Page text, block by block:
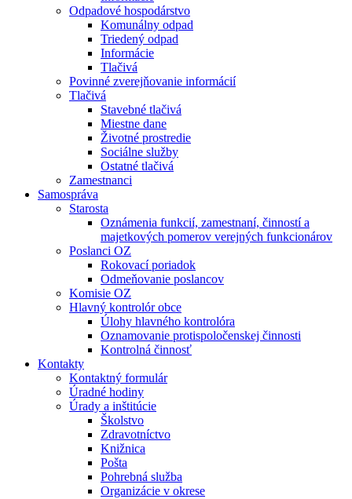
Odpadové hospodárstvo
Komunálny odpad
Triedený odpad
Informácie
Tlačivá
Povinné zverejňovanie informácií
Tlačivá
Stavebné tlačivá
Miestne dane
Životné prostredie
Sociálne služby
Ostatné tlačivá
Zamestnanci
Samospráva
Starosta
Oznámenia funkcií, zamestnaní, činností a
majetkových pomerov verejných funkcionárov
Poslanci OZ
Rokovací poriadok
Odmeňovanie poslancov
Komisie OZ
Hlavný kontrolór obce
Úlohy hlavného kontrolóra
Oznamovanie protispoločenskej činnosti
Kontrolná činnosť
Kontakty
Kontaktný formulár
Úradné hodiny
Úrady a inštitúcie
Školstvo
Zdravotníctvo
Knižnica
Pošta
Pohrebná služba
Organizácie v okrese